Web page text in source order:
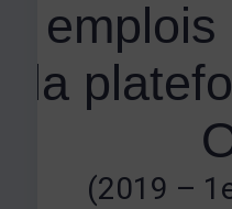
la
(2019 –